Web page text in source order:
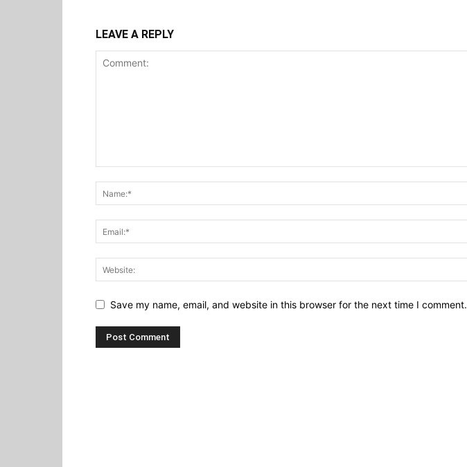
LEAVE A REPLY
Save my name, email, and website in this browser for the next time I comment.